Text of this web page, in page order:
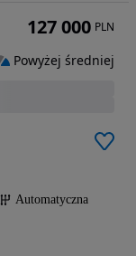
Automatyczna
127 000 PLN
Powyżej średniej